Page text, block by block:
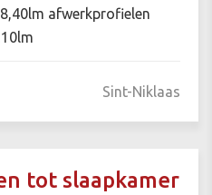
afwerkprofielen
Sint-Niklaas
tot slaapkamer